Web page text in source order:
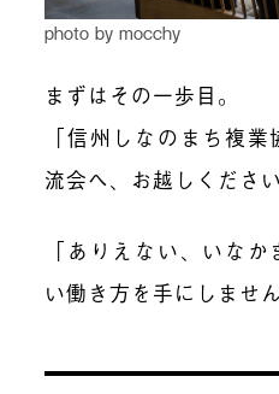
photo by mocchy
まずはその一歩目。
「信州しなのまち複
流会へ、お越しください
「ありえない、いな
い働き方を手にしませ